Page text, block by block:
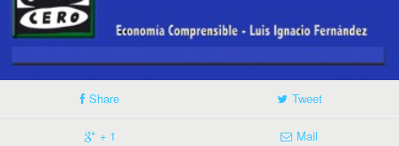
Share Tweet
+ 1 Mail